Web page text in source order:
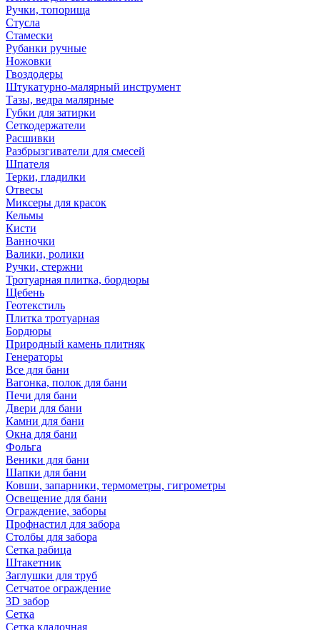
Ручки, топорища
Стусла
Стамески
Рубанки ручные
Ножовки
Гвоздодеры
Штукатурно-малярный инструмент
Тазы, ведра малярные
Губки для затирки
Сеткодержатели
Расшивки
Разбрызгиватели для смесей
Шпателя
Терки, гладилки
Отвесы
Миксеры для красок
Кельмы
Кисти
Ванночки
Валики, ролики
Ручки, стержни
Тротуарная плитка, бордюры
Щебень
Геотекстиль
Плитка тротуарная
Бордюры
Природный камень плитняк
Генераторы
Все для бани
Вагонка, полок для бани
Печи для бани
Двери для бани
Камни для бани
Окна для бани
Фольга
Веники для бани
Шапки для бани
Ковши, запарники, термометры, гигрометры
Освещение для бани
Ограждение, заборы
Профнастил для забора
Столбы для забора
Сетка рабица
Штакетник
Заглушки для труб
Сетчатое ограждение
3D забор
Сетка
Сетка кладочная